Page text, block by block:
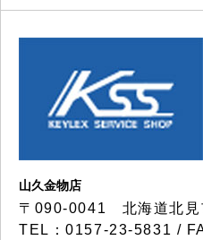
山久金物店
〒090-0041 北海道北見
TEL：0157-23-5831 /